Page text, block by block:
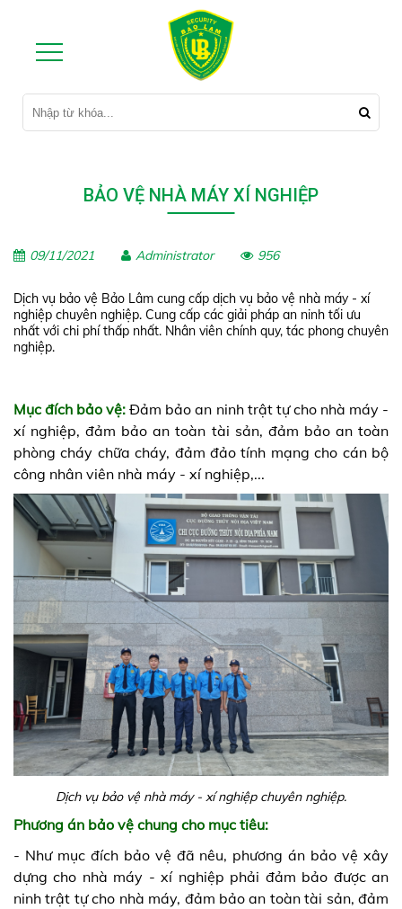
BẢO VỆ NHÀ MÁY XÍ NGHIỆP
09/11/2021 Administrator 956
Dịch vụ bảo vệ Bảo Lâm cung cấp dịch vụ bảo vệ nhà máy - xí
nghiệp chuyên nghiệp. Cung cấp các giải pháp an ninh tối ưu
nhất với chi phí thấp nhất. Nhân viên chính quy, tác phong chuyên
nghiệp.
Mục đích bảo vệ: Đảm bảo an ninh trật tự cho nhà máy -
xí nghiệp, đảm bảo an toàn tài sản, đảm bảo an toàn
phòng cháy chữa cháy, đảm đảo tính mạng cho cán bộ
công nhân viên nhà máy - xí nghiệp,...
Dịch vụ bảo vệ nhà máy - xí nghiệp chuyên nghiệp.
Phương án bảo vệ chung cho mục tiêu:
- Như mục đích bảo vệ đã nêu, phương án bảo vệ xây
dựng cho nhà máy - xí nghiệp phải đảm bảo được an
ninh trật tự cho nhà máy, đảm bảo an toàn tài sản, đảm